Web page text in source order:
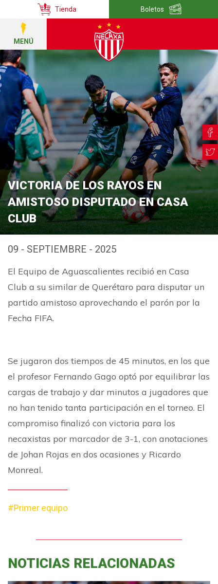
Tienda Boletos
MENÚ
VICTORIA DE LOS RAYOS EN
AMISTOSO DISPUTADO EN CASA
CLUB
09 - SEPTIEMBRE - 2025
El Equipo de Aguascalientes recibió en Casa
Club a su similar de Querétaro para disputar un
partido amistoso aprovechando el parón por la
Fecha FIFA.
Se jugaron dos tiempos de 45 minutos, en los que
el profesor Fernando Gago optó por equilibrar las
cargas de trabajo y dar minutos a jugadores que
no han tenido tanta participación en el torneo. El
compromiso finalizó con victoria para los
necaxistas por marcador de 3-1, con anotaciones
de Johan Rojas en dos ocasiones y Ricardo
Monreal.
#Primer equipo
NOTICIAS RELACIONADAS